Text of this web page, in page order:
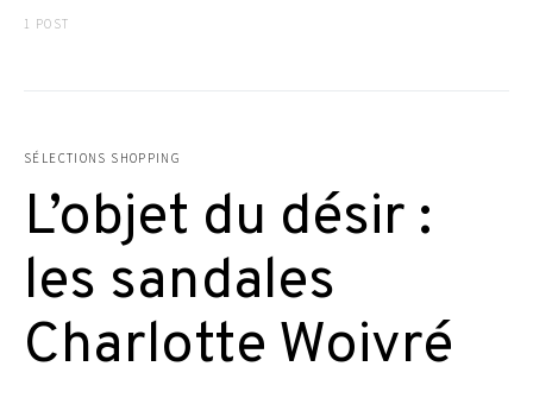
1 POST
SÉLECTIONS SHOPPING
L’objet du désir :
les sandales
Charlotte Woivré